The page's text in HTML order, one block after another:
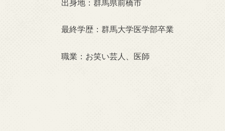
出身地：群馬県前橋市
最終学歴：群馬大学医学部卒業
職業：お笑い芸人、医師